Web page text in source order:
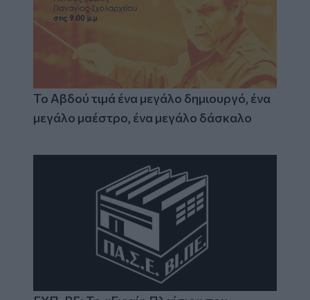
Το Αβδού τιμά ένα μεγάλο δημιουργό, ένα
μεγάλο μαέστρο, ένα μεγάλο δάσκαλο